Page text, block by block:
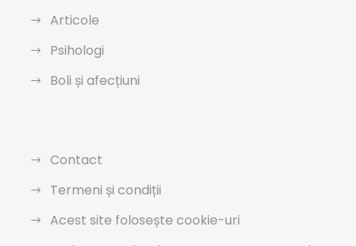
Articole
Psihologi
Boli și afecțiuni
Contact
Termeni și condiții
Acest site folosește cookie-uri